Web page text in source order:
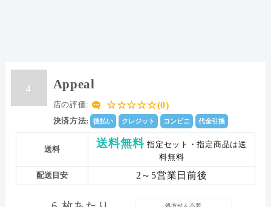
4 Appeal
店の評価: ☆☆☆☆☆(0)
決済方法: 後払い クレジット コンビニ 代金引換
送料 送料無料 指定セット・指定商品は送
料無料
配送目安 2～5営業日前後
処方せん不要